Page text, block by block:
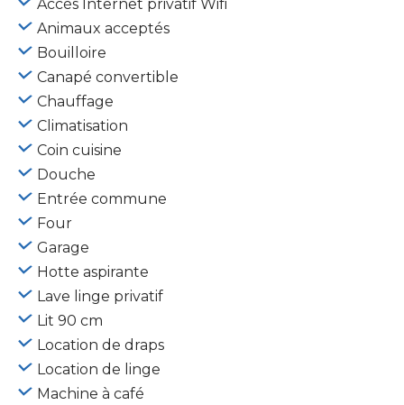
Accès Internet privatif Wifi
Animaux acceptés
Bouilloire
Canapé convertible
Chauffage
Climatisation
Coin cuisine
Douche
Entrée commune
Four
Garage
Hotte aspirante
Lave linge privatif
Lit 90 cm
Location de draps
Location de linge
Machine à café